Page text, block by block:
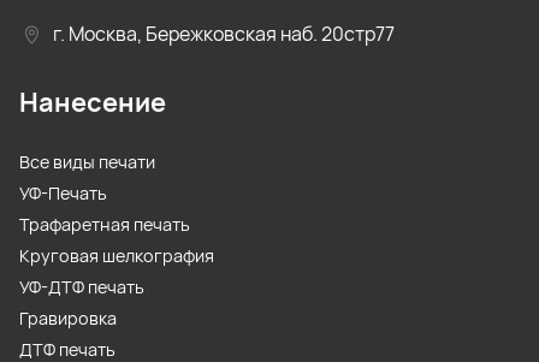
г. Москва, Бережковская наб. 20стр77
Нанесение
Все виды печати
УФ-Печать
Трафаретная печать
Круговая шелкография
УФ-ДТФ печать
Гравировка
ДТФ печать